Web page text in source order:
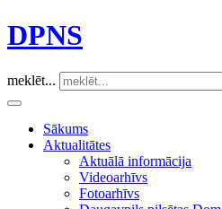
DPNS
meklēt...
Sākums
Aktualitātes
Aktuālā informācija
Videoarhīvs
Fotoarhīvs